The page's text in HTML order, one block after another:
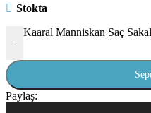
Stokta
-
Kaaral Manniskan Saç
Paylaş: